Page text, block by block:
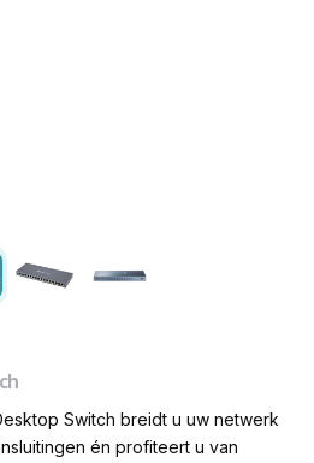
Switch breidt u uw netwerk
én profiteert u van